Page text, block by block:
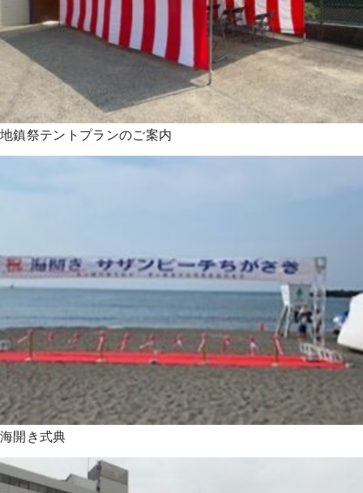
地鎮祭テントプランのご案内
海開き式典